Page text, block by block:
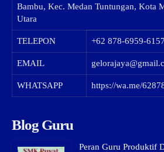
Bambu, Kec. Medan Tuntungan, Kota
Utara
TELEPON +62 878-6959-6157
EMAIL
WHATSAPP https://wa.me/
Blog Guru
Peran Guru Produktif